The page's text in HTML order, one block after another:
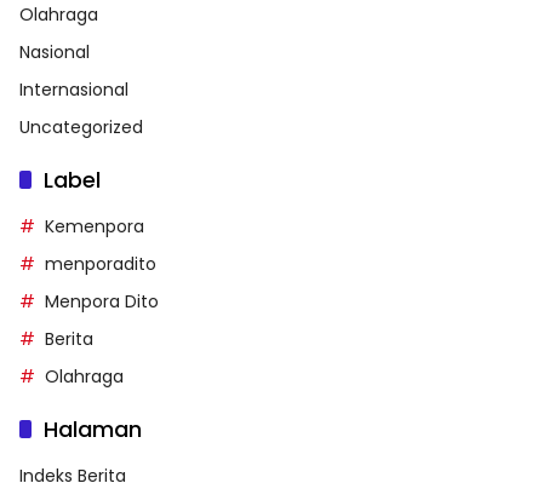
Olahraga
Nasional
Internasional
Uncategorized
Label
Kemenpora
menporadito
Menpora Dito
Berita
Olahraga
Halaman
Indeks Berita